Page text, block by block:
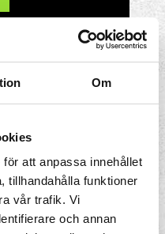
Om
att anpassa innehållet
tillhandahålla funktioner
vår trafik. Vi
och annan